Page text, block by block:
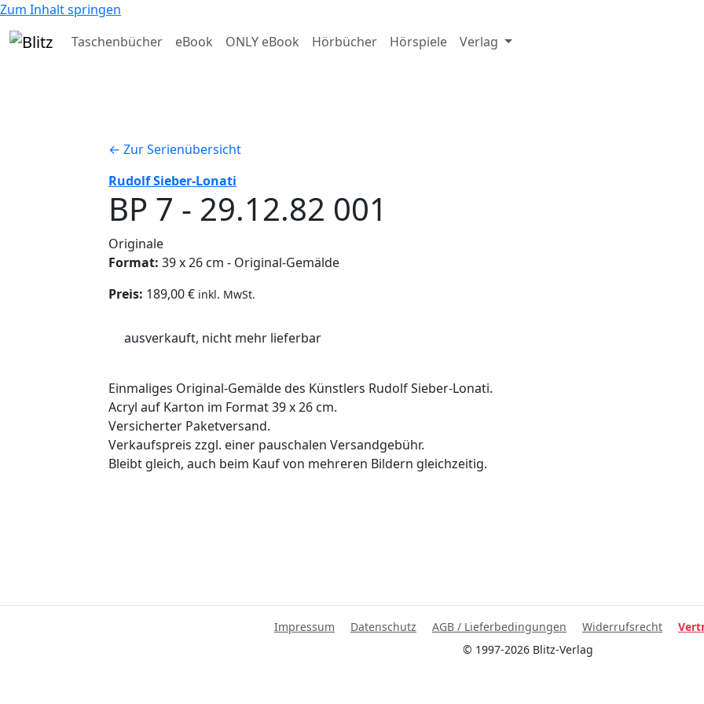
Zum Inhalt springen
Taschenbücher
eBook ONLY eBook Hörbücher Hörspiele Verlag
← Zur Serienübersicht
Rudolf Sieber-Lonati
BP 7 - 29.12.82 001
Originale
Format: 39 x 26 cm - Original-Gemälde
Preis: 189,00 € inkl. MwSt.
ausverkauft, nicht mehr lieferbar
Einmaliges Original-Gemälde des Künstlers Rudolf Sieber-Lonati.
Acryl auf Karton im Format 39 x 26 cm.
Versicherter Paketversand.
Verkaufspreis zzgl. einer pauschalen Versandgebühr.
Bleibt gleich, auch beim Kauf von mehreren Bildern gleichzeitig.
Impressum Datenschutz AGB / Lieferbedingungen Widerrufsrecht
© 1997-2026 Blitz-Verlag